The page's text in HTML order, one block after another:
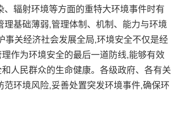
辐射环境等方面的重特大环境事件时有
基础薄弱,管理体制、机制、能力与环境
事关经济社会发展全局,环境安全不仅是经
作为环境安全的最后一道防线,能够有效
人民群众的生命健康。各级政府、各有关
环境风险,妥善处置突发环境事件,确保环